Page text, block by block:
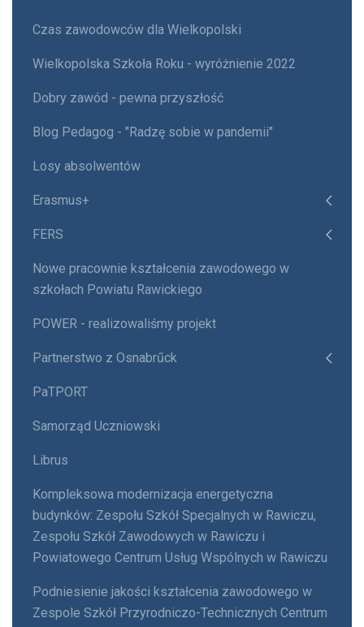
Czas zawodowców dla Wielkopolski
Wielkopolska Szkoła Roku - wyróżnienie 2022
Dobry zawód - pewna przyszłość
Blog Pedagog - "Radzę sobie w pandemii"
Losy absolwentów
Erasmus+
FERS
Nowe pracownie kształcenia zawodowego w
szkołach Powiatu Rawickiego
POWER - realizowaliśmy projekt
Partnerstwo z Osnabrűck
PaTPORT
Samorząd Uczniowski
Librus
Kompleksowa modernizacja energetyczna
budynków: Zespołu Szkół Specjalnych w Rawiczu,
Zespołu Szkół Zawodowych w Rawiczu i
Powiatowego Centrum Usług Wspólnych w Rawiczu
Podniesienie jakości kształcenia zawodowego w
Zespole Szkół Przyrodniczo-Technicznych Centrum